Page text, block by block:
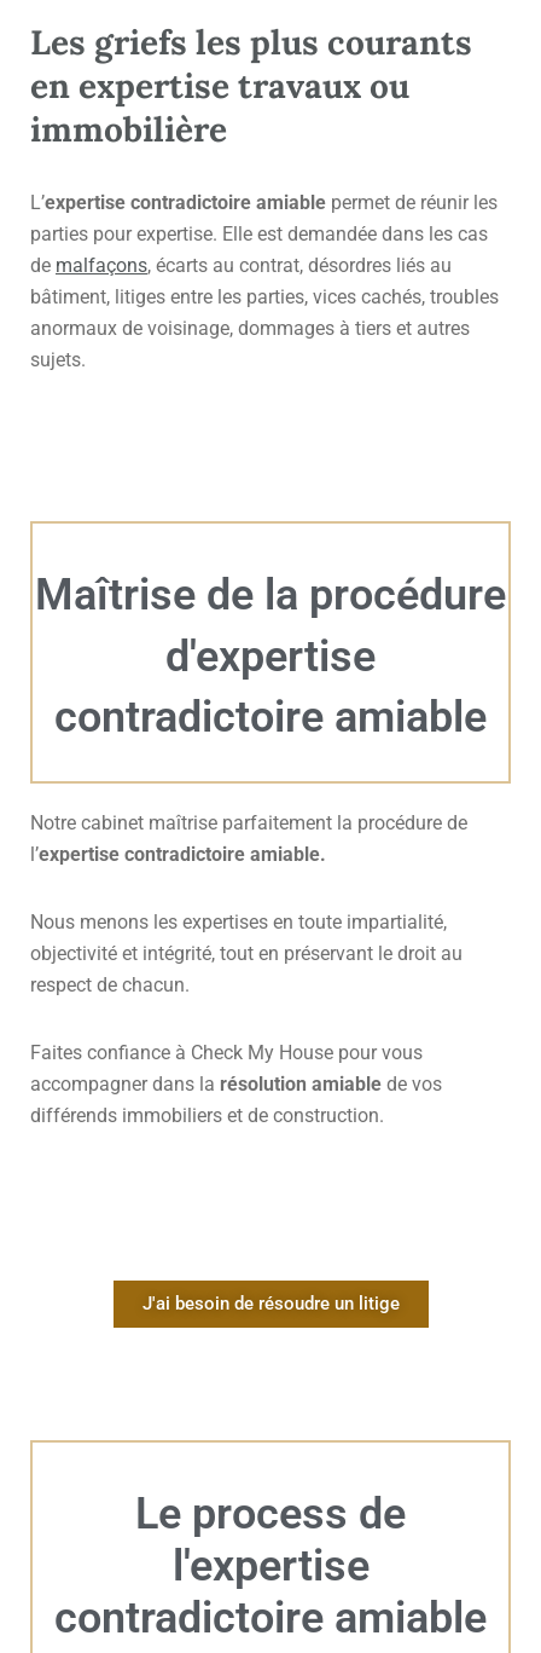
Les griefs les plus courants
en expertise travaux ou
immobilière
L’expertise contradictoire amiable permet de réunir les
parties pour expertise. Elle est demandée dans les cas
de malfaçons, écarts au contrat, désordres liés au
bâtiment, litiges entre les parties, vices cachés, troubles
anormaux de voisinage, dommages à tiers et autres
sujets.
Maîtrise de la procédure
d'expertise
contradictoire amiable
Notre cabinet maîtrise parfaitement la procédure de
l’expertise contradictoire amiable.
Nous menons les expertises en toute impartialité,
objectivité et intégrité, tout en préservant le droit au
respect de chacun.
Faites confiance à Check My House pour vous
accompagner dans la résolution amiable de vos
différends immobiliers et de construction.
J'ai besoin de résoudre un litige
Le process de
l'expertise
contradictoire amiable